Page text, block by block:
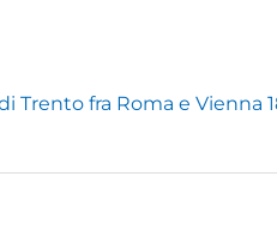
fra Roma e Vienna